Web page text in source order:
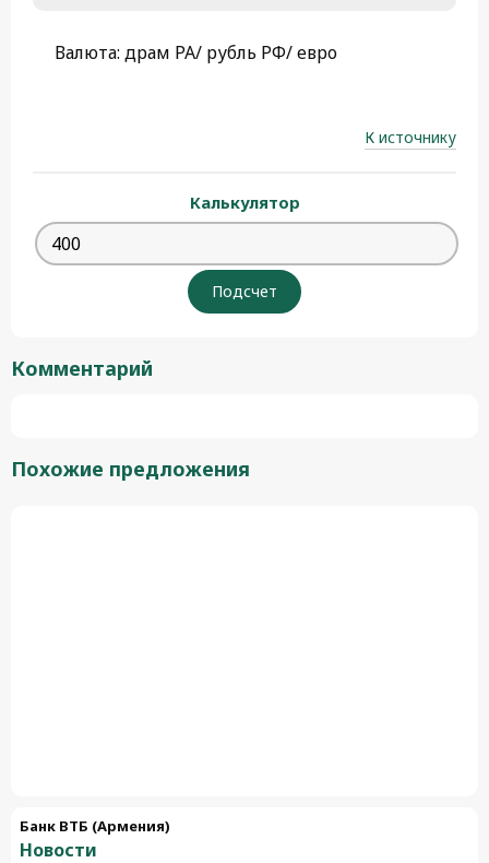
Валюта: драм РА/ рубль РФ/ евро
К источнику
Калькулятор
Комментарий
Похожие предложения
Банк ВТБ (Армения)
Новости